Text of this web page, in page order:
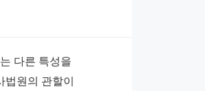
다른 특성을
법원의 관할이